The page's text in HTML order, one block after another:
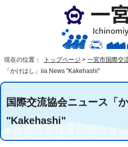
現在の位置： トップページ > 一宮市国際交
「かけはし」iia News "Kakehashi"
国際交流協会ニュース「
"Kakehashi"